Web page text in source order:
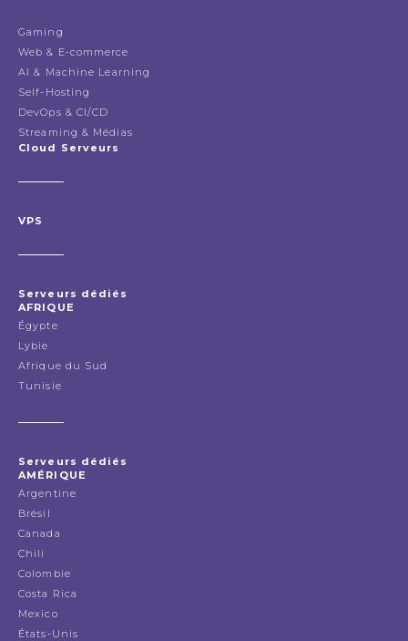
Gaming
Web & E-commerce
AI & Machine Learning
Self-Hosting
DevOps & CI/CD
Streaming & Médias
Cloud Serveurs
VPS
Serveurs dédiés
AFRIQUE
Égypte
Lybie
Afrique du Sud
Tunisie
Serveurs dédiés
AMÉRIQUE
Argentine
Brésil
Canada
Chili
Colombie
Costa Rica
Mexico
États-Unis